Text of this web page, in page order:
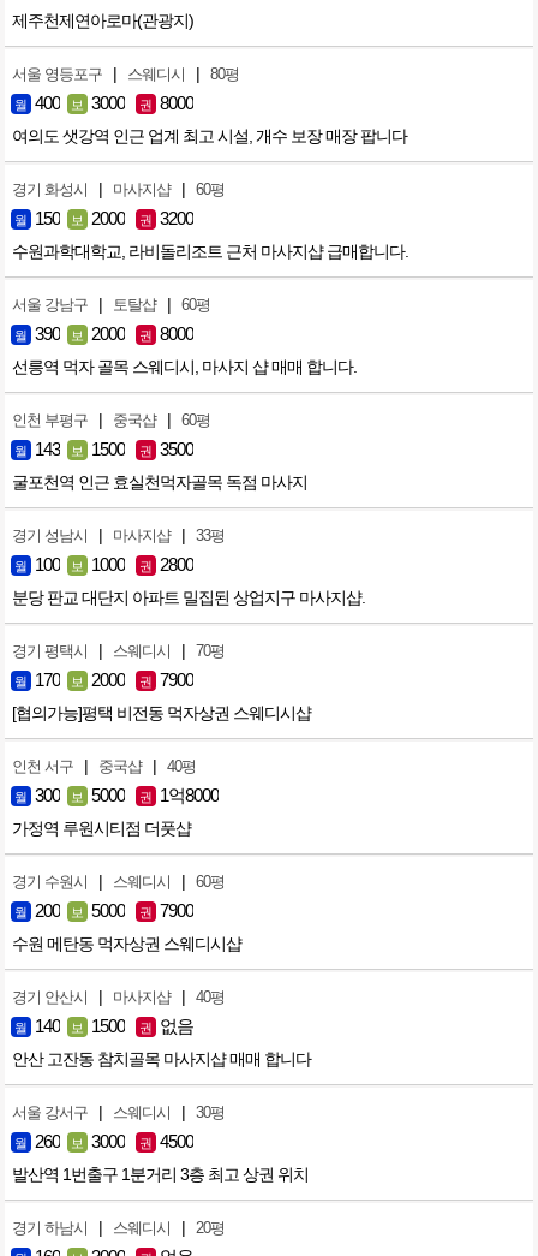
제주천제연아로마(관광지)
서울 영등포구 | 스웨디시 | 80평
월 400 보 3000 권 8000
여의도 샛강역 인근 업계 최고 시설, 개수 보장 매장 팝니다
경기 화성시 | 마사지샵 | 60평
월 150 보 2000 권 3200
수원과학대학교, 라비돌리조트 근처 마사지샵 급매합니다.
서울 강남구 | 토탈샵 | 60평
월 390 보 2000 권 8000
선릉역 먹자 골목 스웨디시, 마사지 샵 매매 합니다.
인천 부평구 | 중국샵 | 60평
월 143 보 1500 권 3500
굴포천역 인근 효실천먹자골목 독점 마사지
경기 성남시 | 마사지샵 | 33평
월 100 보 1000 권 2800
분당 판교 대단지 아파트 밀집된 상업지구 마사지샵.
경기 평택시 | 스웨디시 | 70평
월 170 보 2000 권 7900
[협의가능]평택 비전동 먹자상권 스웨디시샵
인천 서구 | 중국샵 | 40평
월 300 보 5000 권 1억8000
가정역 루원시티점 더풋샵
경기 수원시 | 스웨디시 | 60평
월 200 보 5000 권 7900
수원 메탄동 먹자상권 스웨디시샵
경기 안산시 | 마사지샵 | 40평
월 140 보 1500 권 없음
안산 고잔동 참치골목 마사지샵 매매 합니다
서울 강서구 | 스웨디시 | 30평
월 260 보 3000 권 4500
발산역 1번출구 1분거리 3층 최고 상권 위치
경기 하남시 | 스웨디시 | 20평